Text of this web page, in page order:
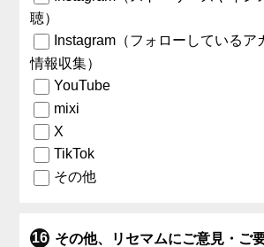
聴）
Instagram（フォローしているア
情報収集）
YouTube
mixi
X
TikTok
その他
その他、リセマムにご意見・ご